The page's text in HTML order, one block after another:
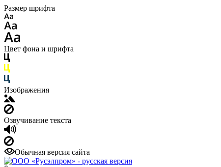
Размер шрифта
Цвет фона и шрифта
Изображения
Озвучивание текста
Обычная версия сайта